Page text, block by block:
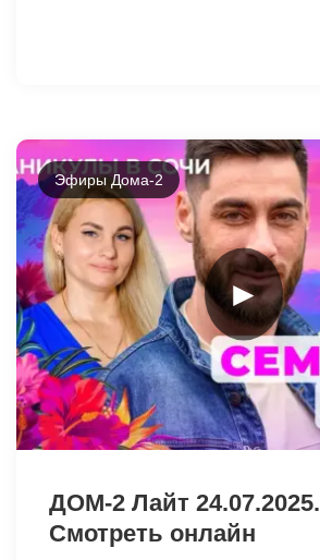
►
Эфиры Дома-2
ДОМ-2 Лайт 24.07.2025.
Смотреть онлайн